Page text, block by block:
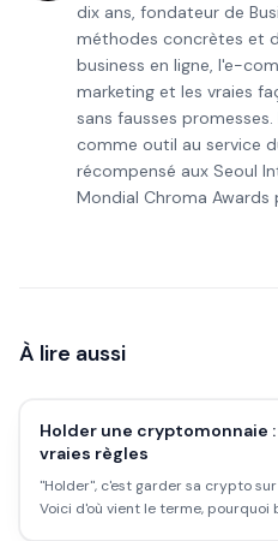
dix ans, fondateur de
méthodes concrètes et
business en ligne, l'e-
marketing et les vraies
sans fausses
comme outil au service
récompensé aux Seoul
Mondial Chroma Awards
À lire aussi
Holder une cryptomonnaie
vraies règles
"Holder", c'est garder sa crypto
Voici d'où vient le terme, pourquoi